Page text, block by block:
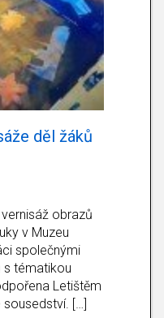
děl žáků
obrazů
v Muzeu
společnými
s tématikou
Letištěm
[…]